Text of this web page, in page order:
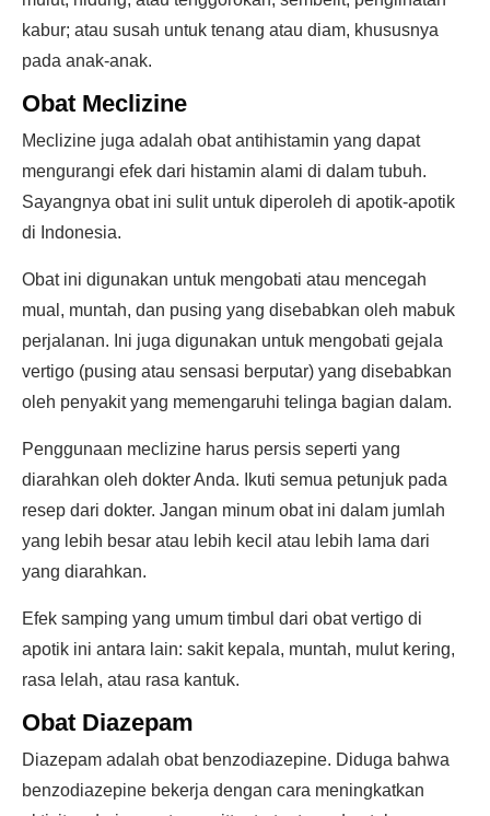
kabur; atau susah untuk tenang atau diam, khususnya
pada anak-anak.
Obat Meclizine
Meclizine juga adalah obat antihistamin yang dapat
mengurangi efek dari histamin alami di dalam tubuh.
Sayangnya obat ini sulit untuk diperoleh di apotik-apotik
di Indonesia.
Obat ini digunakan untuk mengobati atau mencegah
mual, muntah, dan pusing yang disebabkan oleh mabuk
perjalanan. Ini juga digunakan untuk mengobati gejala
vertigo (pusing atau sensasi berputar) yang disebabkan
oleh penyakit yang memengaruhi telinga bagian dalam.
Penggunaan meclizine harus persis seperti yang
diarahkan oleh dokter Anda. Ikuti semua petunjuk pada
resep dari dokter. Jangan minum obat ini dalam jumlah
yang lebih besar atau lebih kecil atau lebih lama dari
yang diarahkan.
Efek samping yang umum timbul dari obat vertigo di
apotik ini antara lain: sakit kepala, muntah, mulut kering,
rasa lelah, atau rasa kantuk.
Obat Diazepam
Diazepam adalah obat benzodiazepine. Diduga bahwa
benzodiazepine bekerja dengan cara meningkatkan